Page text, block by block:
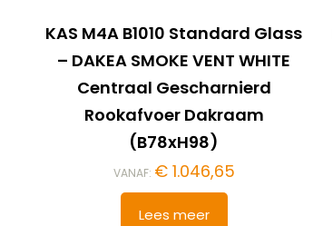
KAS M4A B1010 Standard Glass
– DAKEA SMOKE VENT WHITE
Centraal Gescharnierd
Rookafvoer Dakraam
(B78xH98)
VANAF: €1.046,65
Lees meer